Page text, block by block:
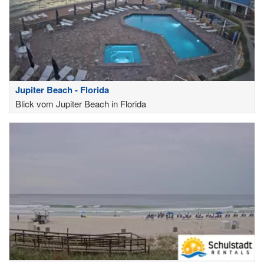
Jupiter Beach - Florida
Blick vom Jupiter Beach in Florida